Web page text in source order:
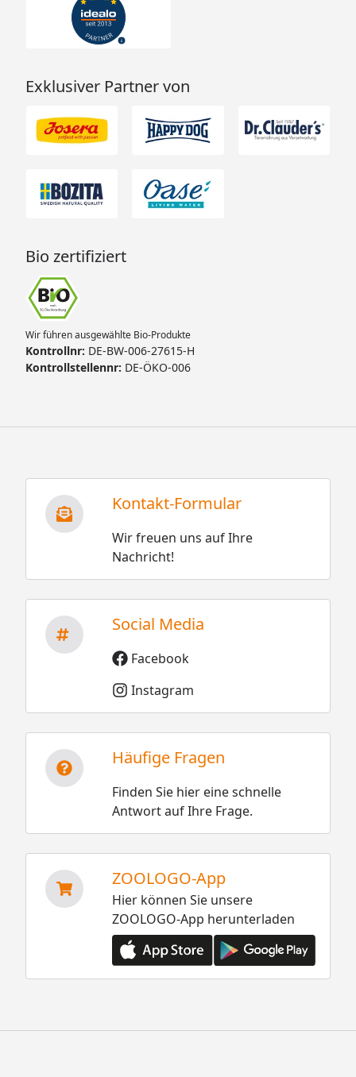
Exklusiver Partner von
Bio zertifiziert
Wir führen ausgewählte Bio-Produkte
Kontrollnr: DE-BW-006-27615-H
Kontrollstellennr: DE-ÖKO-006
Kontakt-Formular
Wir freuen uns auf Ihre
Nachricht!
Social Media
Facebook
Instagram
Häufige Fragen
Finden Sie hier eine schnelle
Antwort auf Ihre Frage.
ZOOLOGO-App
Hier können Sie unsere
ZOOLOGO-App herunterladen